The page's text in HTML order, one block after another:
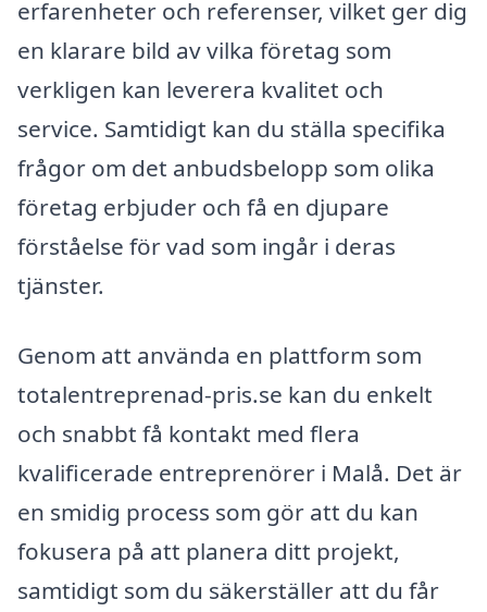
erfarenheter och referenser, vilket ger dig
en klarare bild av vilka företag som
verkligen kan leverera kvalitet och
service. Samtidigt kan du ställa specifika
frågor om det anbudsbelopp som olika
företag erbjuder och få en djupare
förståelse för vad som ingår i deras
tjänster.
Genom att använda en plattform som
totalentreprenad-pris.se kan du enkelt
och snabbt få kontakt med flera
kvalificerade entreprenörer i Malå. Det är
en smidig process som gör att du kan
fokusera på att planera ditt projekt,
samtidigt som du säkerställer att du får